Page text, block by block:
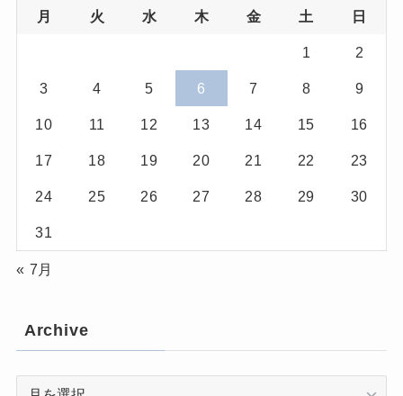
月 火 水 木 金 土 日
1 2
3 4 5 6 7 8 9
10 11 12 13 14 15 16
17 18 19 20 21 22 23
24 25 26 27 28 29 30
31
« 7月
Archive
Archive